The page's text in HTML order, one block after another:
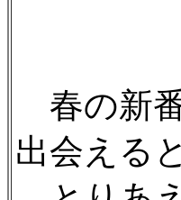
春の新
出会える